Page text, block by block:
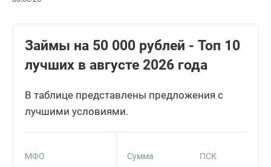
Займы на 50 000 рублей - Топ 10
лучших в августе 2026 года
В таблице представлены предложения с
лучшими условиями.
МФО Сумма ПСК